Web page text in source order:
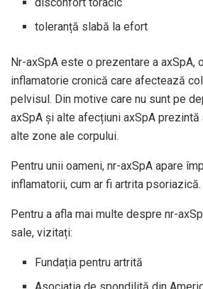
toleranță slabă la efort
Nr-axSpA este o prezentare a axSpA,
inflamatorie cronică care afectează
pelvisul. Din motive care nu sunt pe
axSpA și alte afecțiuni axSpA
alte zone ale corpului.
Pentru unii oameni, nr-axSpA apare
inflamatorii, cum ar fi artrita psoriazică.
Pentru a afla mai multe despre nr-
sale, vizitați:
Fundația pentru artrită